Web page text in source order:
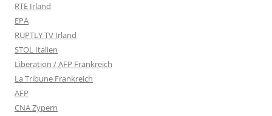
RTE Irland
EPA
RUPTLY TV Irland
STOL Italien
Liberation / AFP Frankreich
La Tribune Frankreich
AFP
CNA Zypern